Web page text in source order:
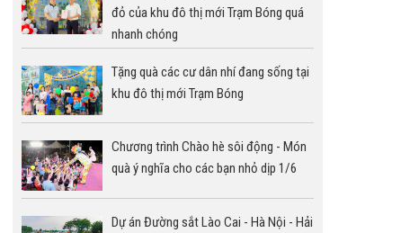
đỏ của khu đô thị mới Trạm Bóng quá
nhanh chóng
Tặng quà các cư dân nhí đang sống tại
khu đô thị mới Trạm Bóng
Chương trình Chào hè sôi động - Món
quà ý nghĩa cho các bạn nhỏ dịp 1/6
Dự án Đường sắt Lào Cai - Hà Nội - Hải